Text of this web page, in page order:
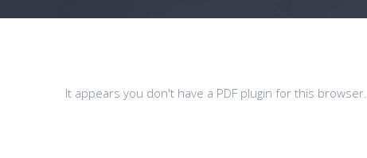
It appears you don't have a PDF plugin for this